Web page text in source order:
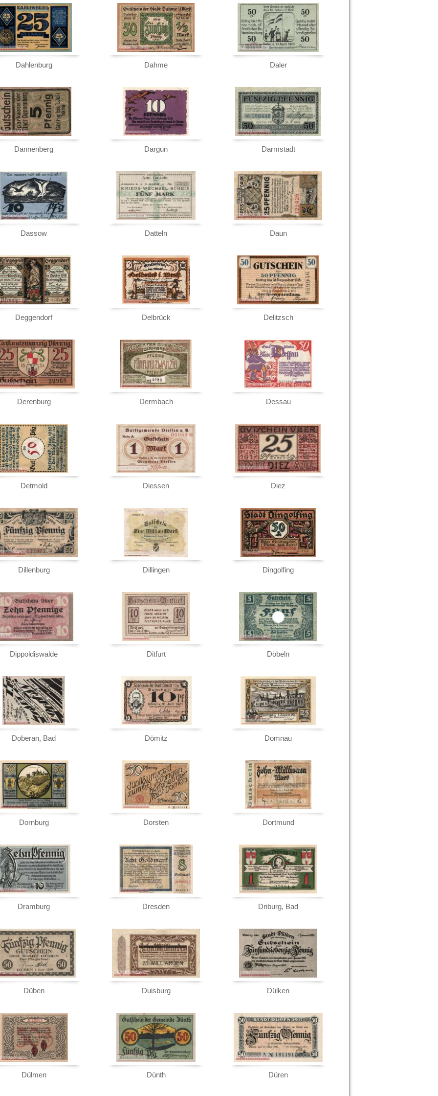
Sie
Dahlenburg Dahme Daler
Dannenberg Dargun Darmstadt
Dassow Datteln Daun
Deggendorf Delbrück Delitzsch
Derenburg Dermbach Dessau
Detmold Diessen Diez
Dillenburg Dillingen Dingolfing
Dippoldiswalde Ditfurt Döbeln
Doberan, Bad Dömitz Domnau
Dornburg Dorsten Dortmund
Dramburg Dresden Driburg, Bad
Düben Duisburg Dülken
Dülmen Dünth Düren